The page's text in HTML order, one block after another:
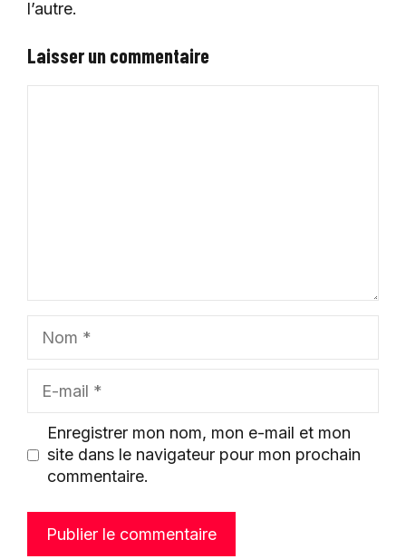
l’autre.
Laisser un commentaire
mail
Enregistrer mon nom, mon e-mail et mon
site dans le navigateur pour mon prochain
commentaire.